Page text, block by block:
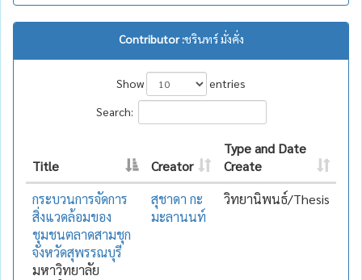
Contributor :ชรินทร์ มั่งคั่ง
Show
entries
Search:
Title Creator
Type and Date
Create
กระบวนการจัดการ
สิ่งแวดล้อมของ
ชุมชนตลาดสามชุก
จังหวัดสุพรรณบุรี
มหาวิทยาลัย
สุชาดา กะ
มะลานนท์
วิทยานิพนธ์/Thesis